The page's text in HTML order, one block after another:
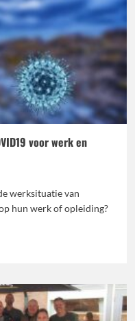
voor werk en
werksituatie van
hun werk of opleiding?